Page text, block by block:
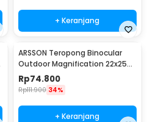
+ Keranjang
ARSSON Teropong Binocular
Outdoor Magnification 22x25
Waterproof - PMT
Rp74.800
Rp111.900 34%
+ Keranjang